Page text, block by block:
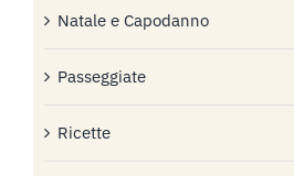
Natale e Capodanno
Passeggiate
Ricette